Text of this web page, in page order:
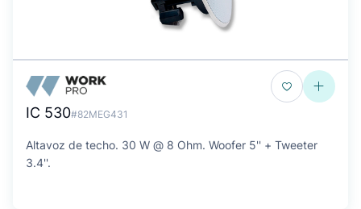
IC 530#82MEG431
Altavoz de techo. 30 W @ 8 Ohm. Woofer 5'' + Tweeter
3.4''.